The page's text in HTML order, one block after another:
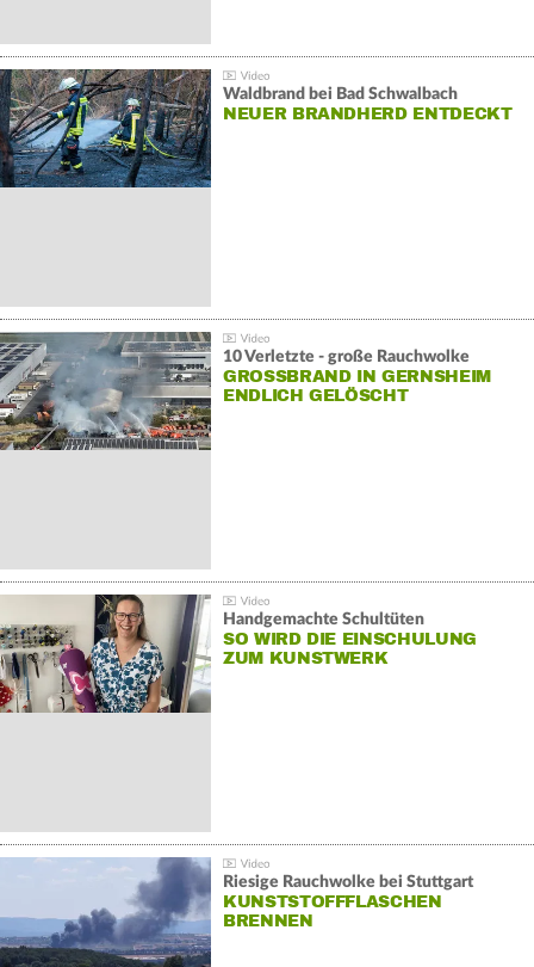
Waldbrand bei Bad Schwalbach
NEUER BRANDHERD ENTDECKT
10 Verletzte - große Rauchwolke
GROSSBRAND IN GERNSHEIM E
NDLICH GELÖSCHT
Handgemachte Schultüten
SO WIRD DIE EINSCHULUNG
ZUM KUNSTWERK
Riesige Rauchwolke bei Stuttgart
KUNSTSTOFFFLASCHEN
BRENNEN